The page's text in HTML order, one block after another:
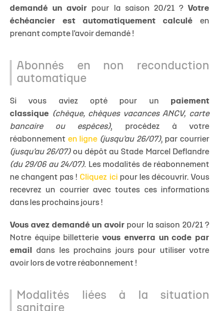
demandé un avoir pour la saison 20/21 ? Votre
échéancier est automatiquement calculé en
prenant compte l'avoir demandé !
Abonnés en non reconduction
automatique
Si vous aviez opté pour un paiement
classique (chèque, chèques vacances ANCV, carte
bancaire ou espèces), procédez à votre
réabonnement en ligne (jusqu'au 26/07), par courrier
(jusqu'au 26/07) ou dépôt au Stade Marcel Deflandre
(du 29/06 au 24/07). Les modalités de réabonnement
ne changent pas ! Cliquez ici pour les découvrir. Vous
recevrez un courrier avec toutes ces informations
dans les prochains jours !
Vous avez demandé un avoir pour la saison 20/21 ?
Notre équipe billetterievous enverra un code par
email
dans les prochains jours pour utiliser votre
avoir lors de votre réabonnement !
Modalités liées à la situation
sanitaire